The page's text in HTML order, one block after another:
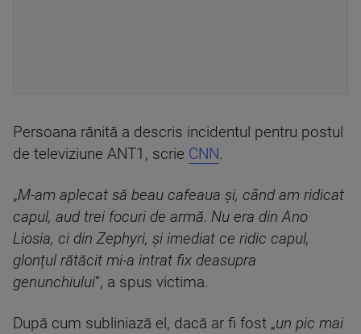
Persoana rănită a descris incidentul pentru postul
de televiziune ANT1, scrie CNN.
„M-am aplecat să beau cafeaua și, când am ridicat
capul, aud trei focuri de armă. Nu era din Ano
Liosia, ci din Zephyri, și imediat ce ridic capul,
glonțul rătăcit mi-a intrat fix deasupra
genunchiului”, a spus victima.
După cum subliniază el, dacă ar fi fost „un pic mai